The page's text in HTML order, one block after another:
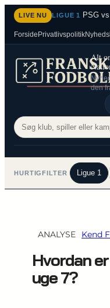
Spring
indhold
LIVE NU LIGUE 1 PSG
Forside Privatlivspolitik
Alt
den
HURTIGFILTER Ligue 1
ANALYSE Kend
Hvordan
uge 7?